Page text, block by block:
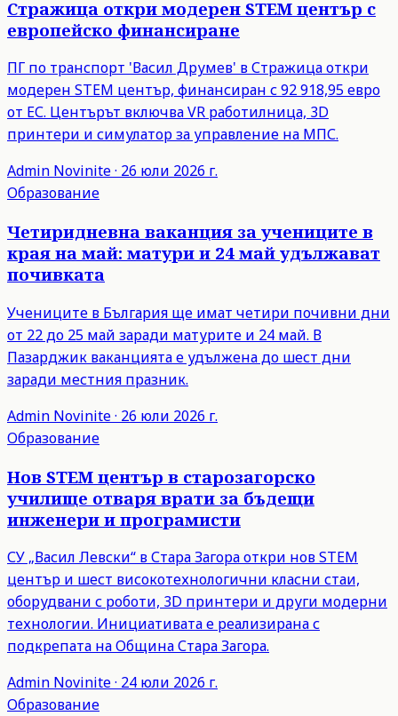
Стражица откри модерен STEM център с
европейско финансиране
ПГ по транспорт 'Васил Друмев' в Стражица откри
модерен STEM център, финансиран с 92 918,95 евро
от ЕС. Центърът включва VR работилница, 3D
принтери и симулатор за управление на МПС.
Admin Novinite· 26 юли 2026 г.
Образование
Четиридневна ваканция за учениците в
края на май: матури и 24 май удължават
почивката
Учениците в България ще имат четири почивни дни
от 22 до 25 май заради матурите и 24 май. В
Пазарджик ваканцията е удължена до шест дни
заради местния празник.
Admin Novinite· 26 юли 2026 г.
Образование
Нов STEM център в старозагорско
училище отваря врати за бъдещи
инженери и програмисти
СУ „Васил Левски“ в Стара Загора откри нов STEM
център и шест високотехнологични класни стаи,
оборудвани с роботи, 3D принтери и други модерни
технологии. Инициативата е реализирана с
подкрепата на Община Стара Загора.
Admin Novinite· 24 юли 2026 г.
Образование